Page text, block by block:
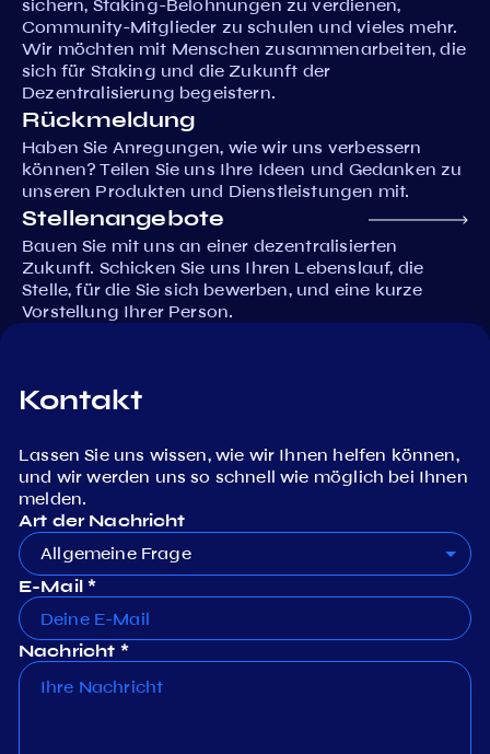
sichern, Staking-Belohnungen zu verdienen,
Community-Mitglieder zu schulen und vieles mehr.
Wir möchten mit Menschen zusammenarbeiten, die
sich für Staking und die Zukunft der
Dezentralisierung begeistern.
Rückmeldung
Haben Sie Anregungen, wie wir uns verbessern
können? Teilen Sie uns Ihre Ideen und Gedanken zu
unseren Produkten und Dienstleistungen mit.
Stellenangebote
Bauen Sie mit uns an einer dezentralisierten
Zukunft. Schicken Sie uns Ihren Lebenslauf, die
Stelle, für die Sie sich bewerben, und eine kurze
Vorstellung Ihrer Person.
Kontakt
Lassen Sie uns wissen, wie wir Ihnen helfen können,
und wir werden uns so schnell wie möglich bei Ihnen
melden.
Art der Nachricht
Allgemeine Frage
E-Mail *
Nachricht *